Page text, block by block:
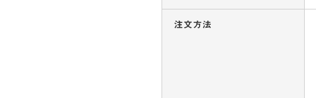
注文方法